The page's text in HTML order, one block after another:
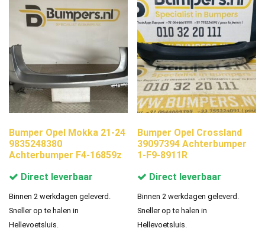
Bumper Opel Mokka 21-24
9835248380
Achterbumper F4-16859z
Direct leverbaar
Binnen 2 werkdagen geleverd.
Sneller op te halen in
Hellevoetsluis.
Bumper Opel Crossland
39097394 Achterbumper
1-F9-8911R
Direct leverbaar
Binnen 2 werkdagen geleverd.
Sneller op te halen in
Hellevoetsluis.